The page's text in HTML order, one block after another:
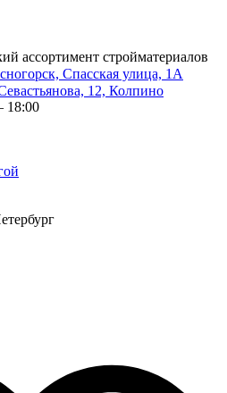
ассортимент стройматериалов
Спасская улица, 1А
12, Колпино
18:00